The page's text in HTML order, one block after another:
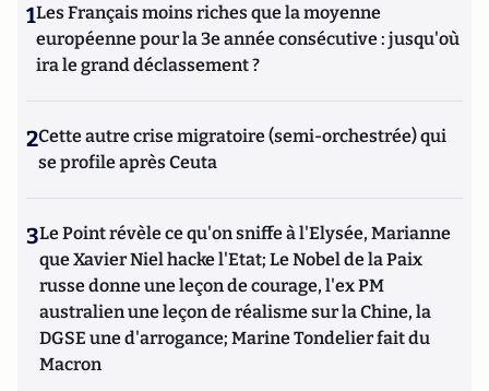
1Les Français moins riches que la moyenne
européenne pour la 3e année consécutive : jusqu'où
ira le grand déclassement ?
2Cette autre crise migratoire (semi-orchestrée) qui
se profile après Ceuta
3Le Point révèle ce qu'on sniffe à l'Elysée, Marianne
que Xavier Niel hacke l'Etat; Le Nobel de la Paix
russe donne une leçon de courage, l'ex PM
australien une leçon de réalisme sur la Chine, la
DGSE une d'arrogance; Marine Tondelier fait du
Macron